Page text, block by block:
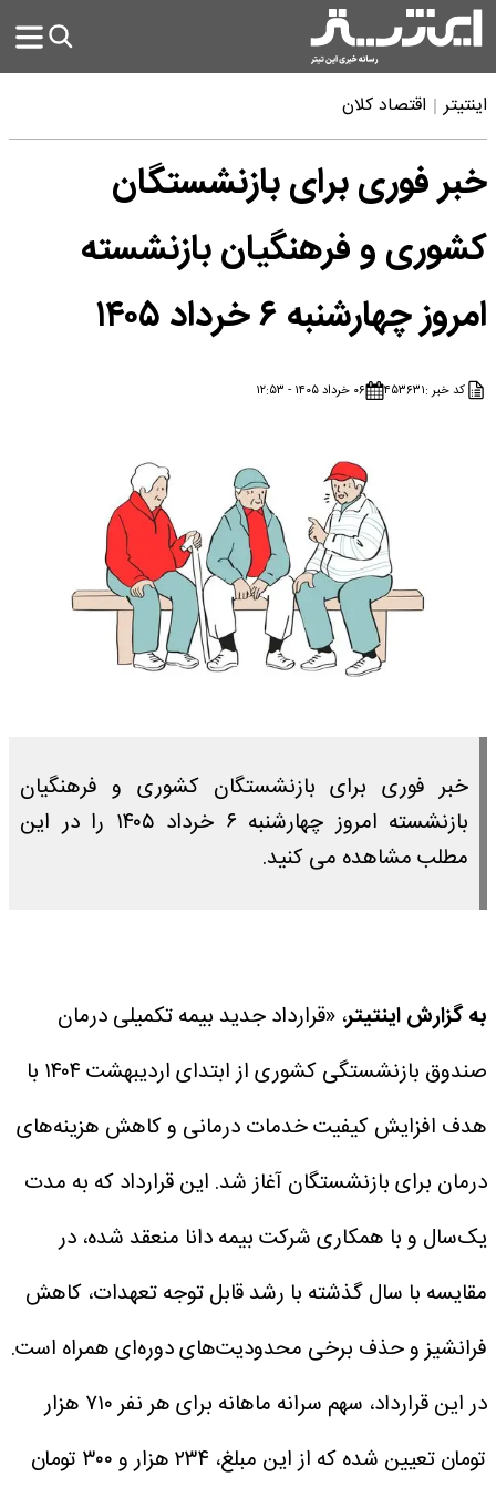
اینتیتر اقتصاد کلان
خبر فوری برای بازنشستگان
کشوری و فرهنگیان بازنشسته
امروز چهارشنبه ۶ خرداد ۱۴۰۵
کد خبر :۴۵۳۶۳۱ ۰۶ خرداد ۱۴۰۵ - ۱۲:۵۳
خبر فوری برای بازنشستگان کشوری و فرهنگیان
بازنشسته امروز چهارشنبه ۶ خرداد ۱۴۰۵ را در این
مطلب مشاهده می کنید.
به گزارش اینتیتر، «قرارداد جدید بیمه تکمیلی درمان
صندوق بازنشستگی کشوری از ابتدای اردیبهشت ۱۴۰۴ با
هدف افزایش کیفیت خدمات درمانی و کاهش هزینه‌های
درمان برای بازنشستگان آغاز شد. این قرارداد که به مدت
یک‌سال و با همکاری شرکت بیمه دانا منعقد شده، در
مقایسه با سال گذشته با رشد قابل توجه تعهدات، کاهش
فرانشیز و حذف برخی محدودیت‌های دوره‌ای همراه است.
در این قرارداد، سهم سرانه ماهانه برای هر نفر ۷۱۰ هزار
تومان تعیین شده که از این مبلغ، ۲۳۴ هزار و ۳۰۰ تومان